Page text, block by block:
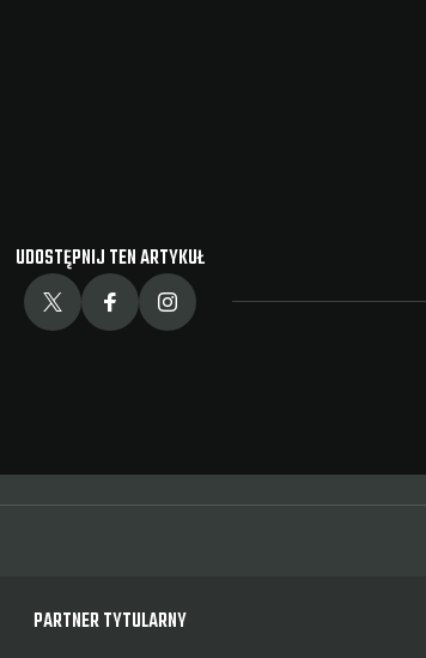
UDOSTĘPNIJ TEN ARTYKUŁ
PARTNER TYTULARNY